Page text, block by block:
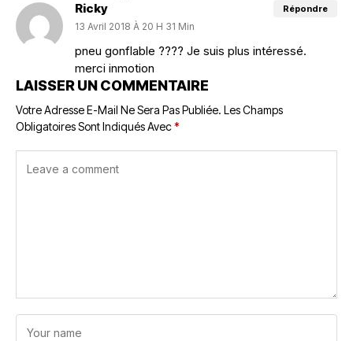
Ricky
13 Avril 2018 À 20 H 31 Min
pneu gonflable ???? Je suis plus intéressé.
merci inmotion
Répondre
LAISSER UN COMMENTAIRE
Votre Adresse E-Mail Ne Sera Pas Publiée. Les Champs
Obligatoires Sont Indiqués Avec*